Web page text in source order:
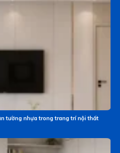
tường nhựa trong trang trí nội thất